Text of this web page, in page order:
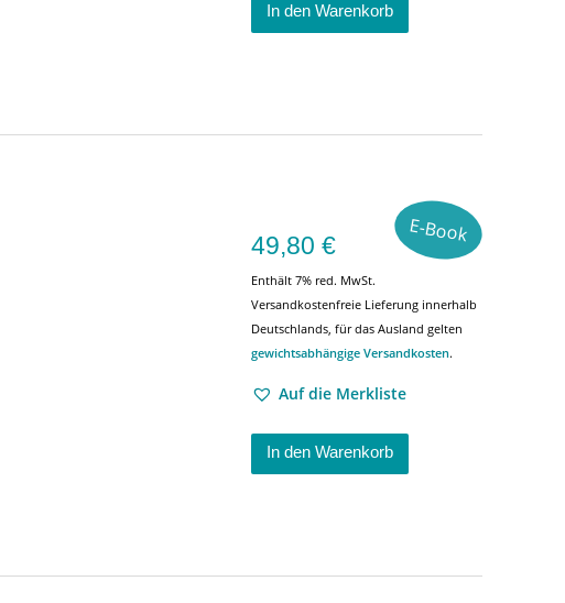
In den Warenkorb
E-Book
49,80 €
Enthält 7% red. MwSt.
Versandkostenfreie Lieferung innerhalb
Deutschlands, für das Ausland gelten
gewichtsabhängige Versandkosten.
Auf die Merkliste
In den Warenkorb